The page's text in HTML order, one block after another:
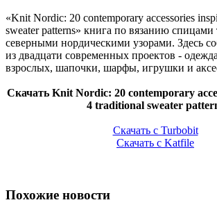
«Knit Nordic: 20 contemporary accessories
sweater patterns» книга по вязанию
северными нордическими узорами. Здесь
из двадцати современных проектов -
взрослых, шапочки, шарфы, игрушки и
Скачать Knit Nordic: 20 contemporary
4 traditional sweater
Скачать с Turbobit
Скачать с Katfile
Похожие новости